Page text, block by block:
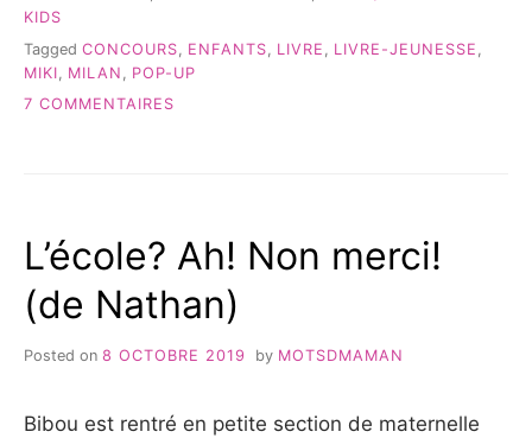
KIDS
Tagged CONCOURS ENFANTS LIVRE LIVRE-JEUNESSE
MIKI
MILAN
POP-UP
7 COMMENTAIRES
L’école? Ah! Non merci!
(de Nathan)
Posted on 8 OCTOBRE 2019 by MOTSDMAMAN
Bibou est rentré en petite section de maternelle